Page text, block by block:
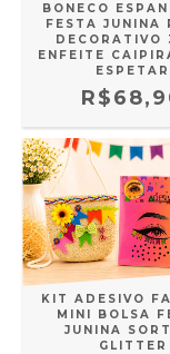
BONECO
FESTA JUNINA
DECORATIVO
ENFEITE
ESPETAR
KIT ADESIVO
MINI BOLSA
JUNINA
GLITTER